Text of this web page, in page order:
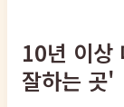
10년 이상
잘하는 곳'